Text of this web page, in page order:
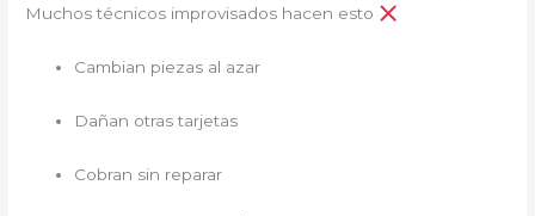
Muchos técnicos improvisados hacen esto
Cambian piezas al azar
Dañan otras tarjetas
Cobran sin reparar